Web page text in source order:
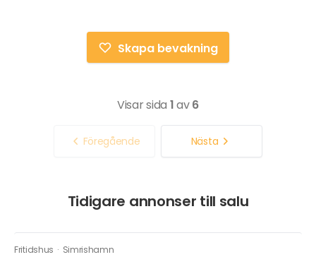
Skapa bevakning
Visar sida 1av6
Föregående Nästa
Tidigare annonser till salu
Fritidshus · Simrishamn